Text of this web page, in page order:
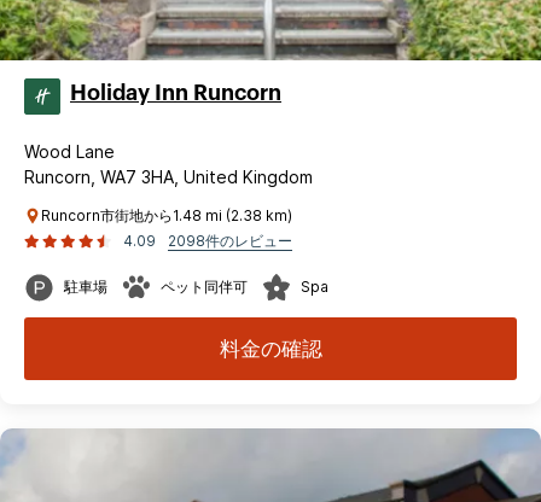
Holiday Inn Runcorn
Wood Lane
Runcorn, WA7 3HA, United Kingdom
Runcorn市街地から1.48 mi (2.38 km)
4.09
2098件のレビュー
駐車場 ペット同伴可 Spa
料金の確認